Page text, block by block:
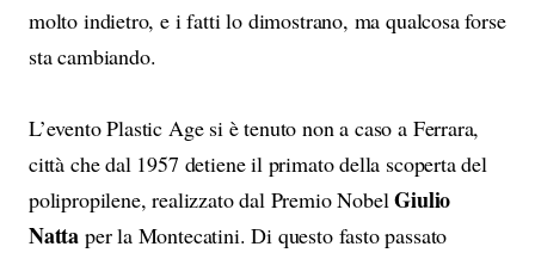
molto indietro, e i fatti lo dimostrano, ma qualcosa forse
sta cambiando.
L’evento Plastic Age si è tenuto non a caso a Ferrara,
città che dal 1957 detiene il primato della scoperta del
polipropilene, realizzato dal Premio NobelGiulio
Natta per la Montecatini. Di questo fasto passato